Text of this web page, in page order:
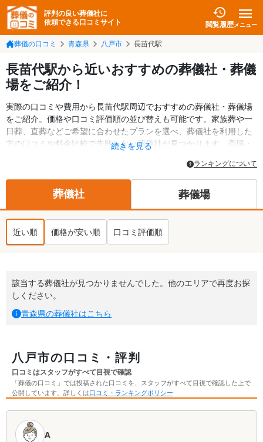
評判の良い葬儀社に
依頼できる口コミサイト
閲覧履歴メニュー
葬儀の口コミ 青森県 八戸市 長苗代駅
長苗代駅から近いおすすめの葬儀社・葬儀
場をご紹介！
実際の口コミや費用から長苗代駅周辺でおすすめの葬儀社・葬儀場
をご紹介。価格や口コミ評価順の並び替えも可能です。家族葬や一
日葬、直葬などご希望に合わせたプランを選べ、葬儀社を利用した
方の口コミや料金比較で失敗しない葬儀社が見つかります。斎場・
報も掲載しています。24時間の相談受付で深夜・早朝でも対応可能
です。
続きを見る
ランキングについて
葬儀社 葬儀場
近い順 価格が安い順 口コミ評価順
該当する葬儀社が見つかりませんでした。他のエリアで再度お探
しください。
青森県の葬儀社はこちら
八戸市の口コミ・評判
口コミはスタッフがすべて目視で確認
「葬儀の口コミ」では投稿された口コミを、スタッフがすべて目視で確認した上で
公開しています。詳しくは口コミ・ランキングポリシー
A